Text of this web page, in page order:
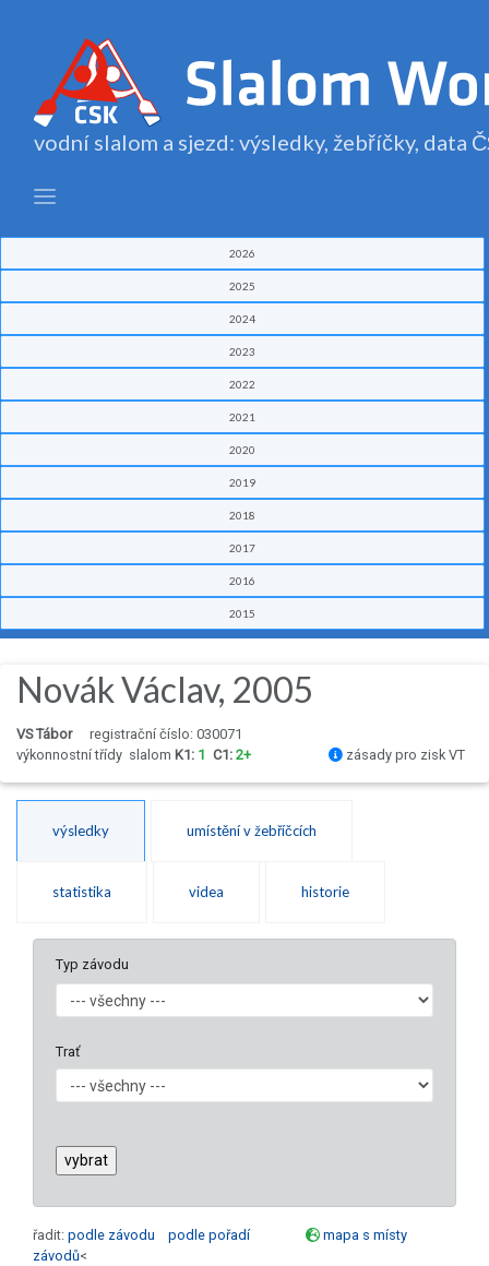
vodní slalom a sjezd: výsledky, žebříčky, data
2026
2025
2024
2023
2022
2021
2020
2019
2018
2017
2016
2015
Novák Václav, 2005
VS Tábor
registrační číslo: 030071
výkonnostní třídy slalom K1: 1 C1: 2+ zásady pro zisk VT
výsledky umístění v žebříčcích
statistika videa historie
Typ závodu
Trať
řadit: podle závodu podle pořadí
mapa s místy
závodů<